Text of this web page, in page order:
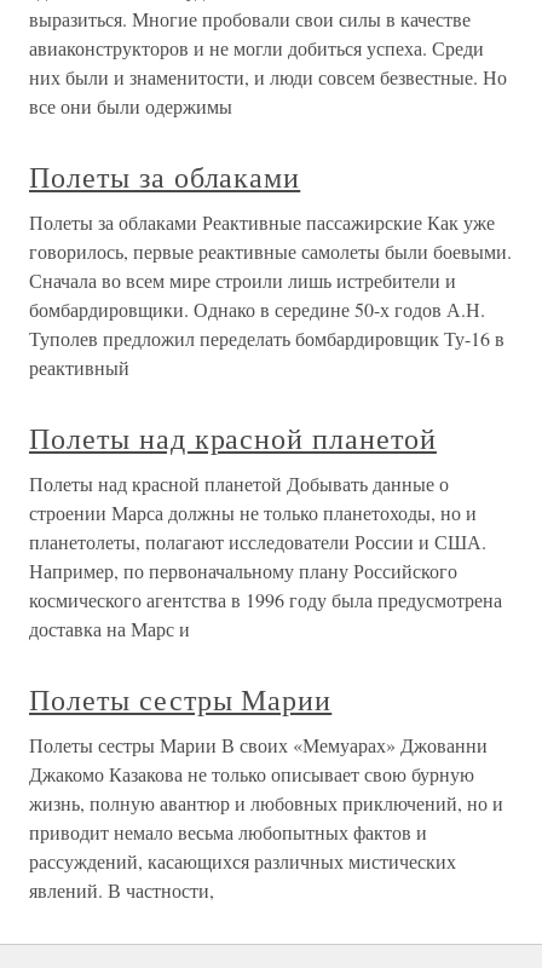
выразиться. Многие пробовали свои силы в качестве
авиаконструкторов и не могли добиться успеха. Среди
них были и знаменитости, и люди совсем безвестные. Но
все они были одержимы
Полеты за облаками
Полеты за облаками Реактивные пассажирские Как уже
говорилось, первые реактивные самолеты были боевыми.
Сначала во всем мире строили лишь истребители и
бомбардировщики. Однако в середине 50-х годов А.Н.
Туполев предложил переделать бомбардировщик Ту-16 в
реактивный
Полеты над красной планетой
Полеты над красной планетой Добывать данные о
строении Марса должны не только планетоходы, но и
планетолеты, полагают исследователи России и США.
Например, по первоначальному плану Российского
космического агентства в 1996 году была предусмотрена
доставка на Марс и
Полеты сестры Марии
Полеты сестры Марии В своих «Мемуарах» Джованни
Джакомо Казакова не только описывает свою бурную
жизнь, полную авантюр и любовных приключений, но и
приводит немало весьма любопытных фактов и
рассуждений, касающихся различных мистических
явлений. В частности,